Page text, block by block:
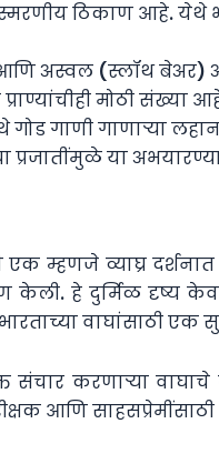
ठिकाण आहे. येथे
अस्वल (स्लॉथ बेअर)
मोठी संख्या
गाणी गाणाऱ्या
प्रजातींमुळे या
म्हणजे व्याघ्र
केली. हे दुर्मिळ दृष्य
वाघांसाठी एक
करणाऱ्या
आणि